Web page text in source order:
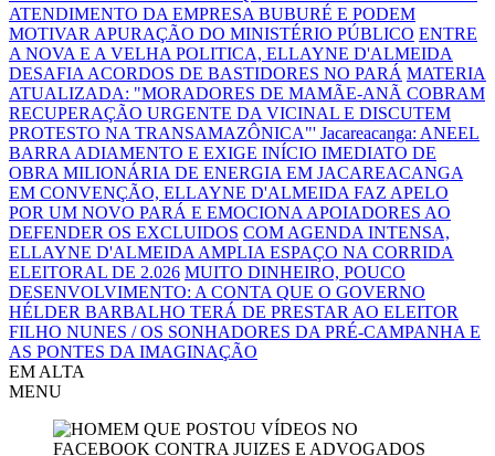
ATENDIMENTO DA EMPRESA BUBURÉ E PODEM
MOTIVAR APURAÇÃO DO MINISTÉRIO PÚBLICO ENTRE
A NOVA E A VELHA POLITICA, ELLAYNE D'ALMEIDA
DESAFIA ACORDOS DE BASTIDORES NO PARÁ MATERIA
ATUALIZADA: "MORADORES DE MAMÃE-ANÃ COBRAM
RECUPERAÇÃO URGENTE DA VICINAL E DISCUTEM
PROTESTO NA TRANSAMAZÔNICA"' Jacareacanga: ANEEL
BARRA ADIAMENTO E EXIGE INÍCIO IMEDIATO DE
OBRA MILIONÁRIA DE ENERGIA EM JACAREACANGA
EM CONVENÇÃO, ELLAYNE D'ALMEIDA FAZ APELO
POR UM NOVO PARÁ E EMOCIONA APOIADORES AO
DEFENDER OS EXCLUIDOS COM AGENDA INTENSA,
ELLAYNE D'ALMEIDA AMPLIA ESPAÇO NA CORRIDA
ELEITORAL DE 2.026 MUITO DINHEIRO, POUCO
DESENVOLVIMENTO: A CONTA QUE O GOVERNO
HÉLDER BARBALHO TERÁ DE PRESTAR AO ELEITOR
FILHO NUNES / OS SONHADORES DA PRÉ-CAMPANHA E
AS PONTES DA IMAGINAÇÃO
EM ALTA
MENU